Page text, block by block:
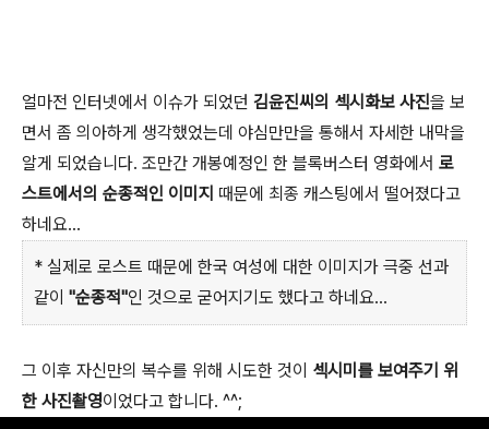
얼마전 인터넷에서 이슈가 되었던 김윤진씨의 섹시화보 사진을 보
면서 좀 의아하게 생각했었는데 야심만만을 통해서 자세한 내막을
알게 되었습니다. 조만간 개봉예정인 한 블록버스터 영화에서 로
스트에서의 순종적인 이미지 때문에 최종 캐스팅에서 떨어졌다고
하네요...
* 실제로 로스트 때문에 한국 여성에 대한 이미지가 극중 선과
같이 "순종적"인 것으로 굳어지기도 했다고 하네요...
그 이후 자신만의 복수를 위해 시도한 것이 섹시미를 보여주기 위
한 사진촬영이었다고 합니다. ^^;